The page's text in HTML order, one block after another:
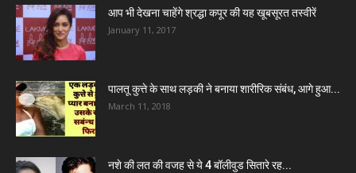
आप भी देखना चाहेंगे श्रद्धा कपूर की यह खूबसूरत तस्वीरें
January 11, 2017
पालतू कुत्ते के साथ लड़की ने बनाया शारीरिक संबंध, आगे हुआ...
March 11, 2018
नशे की लत की वजह से ये 4 बॉलीवुड सितारे रह...